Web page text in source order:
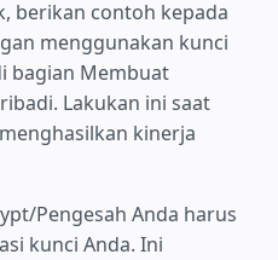
berikan contoh kepada
menggunakan kunci
bagian Membuat
Lakukan ini saat
kinerja
Pengesah Anda harus
kunci Anda. Ini